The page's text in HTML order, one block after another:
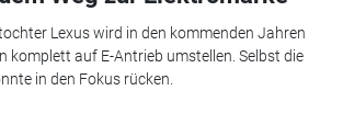
Lexus wird in den kommenden Jahren
komplett auf E-Antrieb umstellen. Selbst die
in den Fokus rücken.